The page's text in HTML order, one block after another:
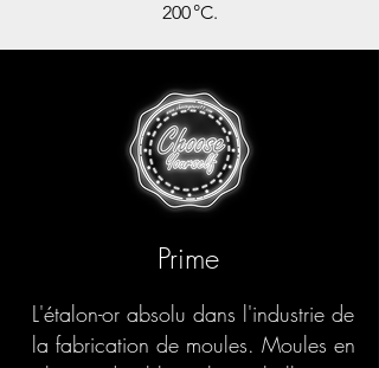
200 °C.
Prime
L'étalon-or absolu dans l'industrie de
la fabrication de moules. Moules en